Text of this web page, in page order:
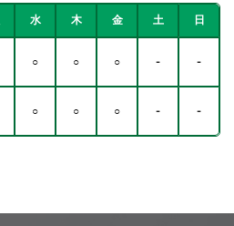
水 木 金 土 日
○ ○ ○ - -
○ ○ ○ - -